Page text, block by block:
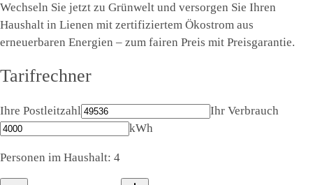
Wechseln Sie jetzt zu Grünwelt und versorgen Sie Ihren
Haushalt in Lienen mit zertifiziertem Ökostrom aus
erneuerbaren Energien – zum fairen Preis mit Preisgarantie.
Tarifrechner
Ihre Postleitzahl
Ihr Verbrauch
kWh
Personen im Haushalt: 4